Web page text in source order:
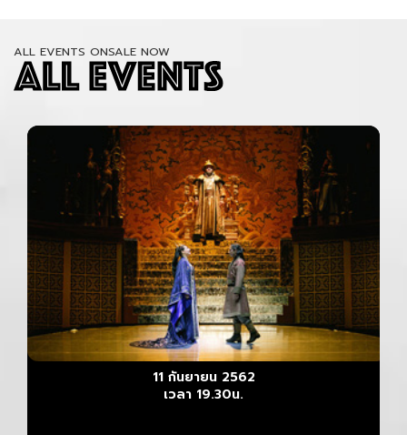
ALL EVENTS ONSALE NOW
11 กันยายน 2562
เวลา 19.30น.